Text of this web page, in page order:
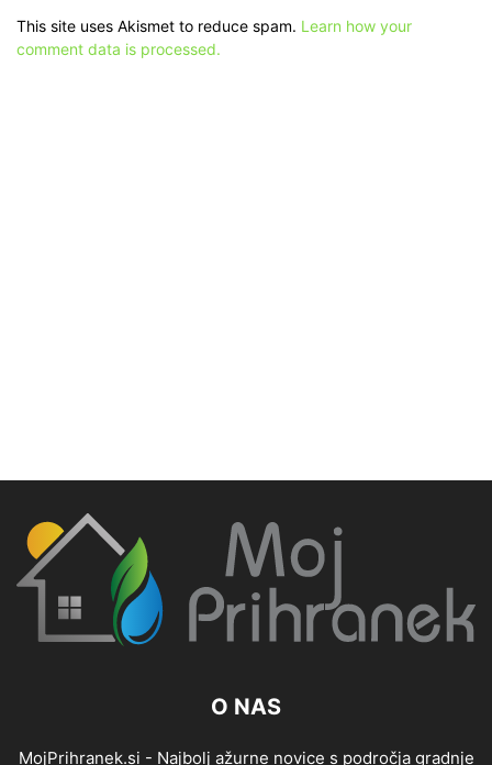
This site uses Akismet to reduce spam. Learn how your
comment data is processed.
O NAS
MojPrihranek.si - Najbolj ažurne novice s področja gradnje